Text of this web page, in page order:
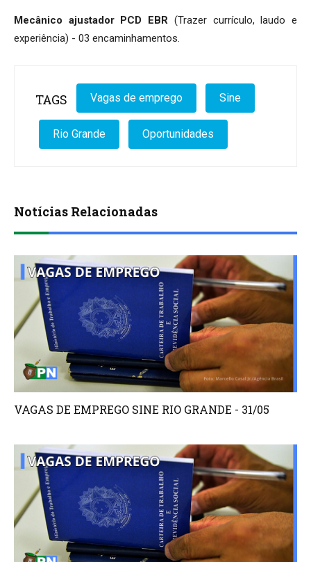
Mecânico ajustador PCD EBR (Trazer currículo, laudo e
experiência) - 03 encaminhamentos.
TAGS Vagas de emprego Sine
Rio Grande Oportunidades
Notícias Relacionadas
VAGAS DE EMPREGO SINE RIO GRANDE - 31/05